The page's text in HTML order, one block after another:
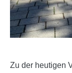
Zu der heutigen